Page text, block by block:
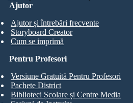
Ajutor
Ajutor și întrebări frecvente
Storyboard Creator
Cum se imprimă
Pentru Profesori
Versiune Gratuită Pentru Profesori
Pachete District
Biblioteci Școlare și Centre Media